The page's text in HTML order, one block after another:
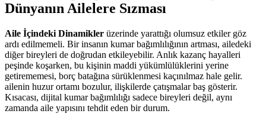
Dünyanın Ailelere Sızması
Aile İçindeki Dinamikler üzerinde yarattığı olumsuz etkiler göz
ardı edilmemeli. Bir insanın kumar bağımlılığının artması, ailedeki
diğer bireyleri de doğrudan etkileyebilir. Anlık kazanç hayalleri
peşinde koşarken, bu kişinin maddi yükümlülüklerini yerine
getirememesi, borç batağına sürüklenmesi kaçınılmaz hale gelir.
ailenin huzur ortamı bozulur, ilişkilerde çatışmalar baş gösterir.
Kısacası, dijital kumar bağımlılığı sadece bireyleri değil, aynı
zamanda aile yapısını tehdit eden bir durum.